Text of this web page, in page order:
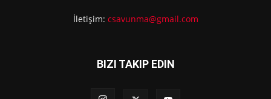
İletişim: csavunma@gmail.com
BIZI TAKIP EDIN